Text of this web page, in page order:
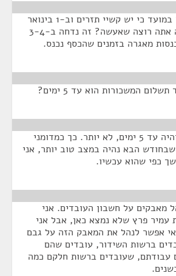
המשכורות לא ישולמו במועד כי יש קשיי תזרים וב-1 בינואר
אין לי כסף לשלם. מה אתה רוצה שאעשה? זה נדחה ב-3-4
מאגרה בזמנים שהכסף נכנס.
המשכורות הוא עד 5 ימים?
נכון לעכשיו העיכוב יהיה עד 5 ימים, לא יותר. כך כמדומני
הבא נהיה במצב טוב יותר, אני
כפי שהוא עכשיו.
מאבקים על חשבון העובדים. אני
עמיר פרץ שלא נמצא כאן, אבל אני
אפשר לנהל את המאבק הזה על גבם
ברשות השידור, עובדים שהם
עבודתם, שעובדים ברשות חלקם כמה